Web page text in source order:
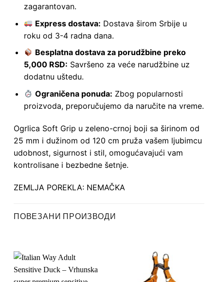
zagarantovan.
Express dostava: Dostava širom Srbije u
roku od 3-4 radna dana.
Besplatna dostava za porudžbine preko
5,000 RSD: Savršeno za veće narudžbine uz
dodatnu uštedu.
Ograničena ponuda: Zbog popularnosti
proizvoda, preporučujemo da naručite na vreme.
Ogrlica Soft Grip u zeleno-crnoj boji sa širinom od
25 mm i dužinom od 120 cm pruža vašem ljubimcu
udobnost, sigurnost i stil, omogućavajući vam
kontrolisane i bezbedne šetnje.
ZEMLJA POREKLA: NEMAČKA
ПОВЕЗАНИ ПРОИЗВОДИ